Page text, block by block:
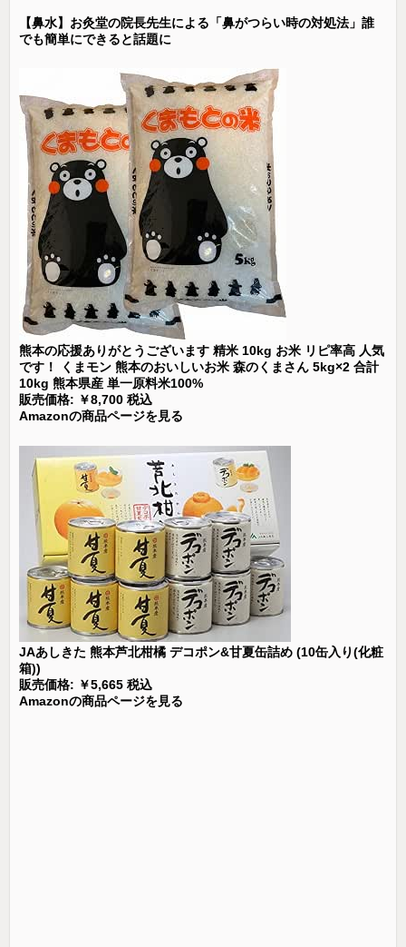
【鼻水】お灸堂の院長先生による「鼻がつらい時の対処法」誰
でも簡単にできると話題に
熊本の応援ありがとうございます 精米 10kg お米 リピ率高 人気
です！ くまモン 熊本のおいしいお米 森のくまさん 5kg×2 合計
10kg 熊本県産 単一原料米100%
販売価格: ￥8,700 税込
Amazonの商品ページを見る
JAあしきた 熊本芦北柑橘 デコポン&甘夏缶詰め (10缶入り(化粧
箱))
販売価格: ￥5,665 税込
Amazonの商品ページを見る